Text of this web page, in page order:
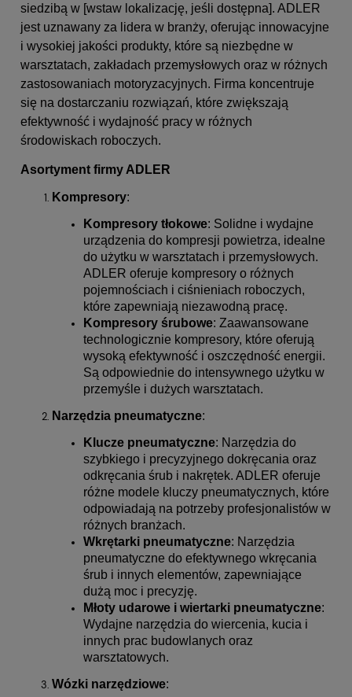
siedzibą w [wstaw lokalizację, jeśli dostępna]. ADLER
jest uznawany za lidera w branży, oferując innowacyjne
i wysokiej jakości produkty, które są niezbędne w
warsztatach, zakładach przemysłowych oraz w różnych
zastosowaniach motoryzacyjnych. Firma koncentruje
się na dostarczaniu rozwiązań, które zwiększają
efektywność i wydajność pracy w różnych
środowiskach roboczych.
Asortyment firmy ADLER
Kompresory:
Kompresory tłokowe: Solidne i wydajne
urządzenia do kompresji powietrza, idealne
do użytku w warsztatach i przemysłowych.
ADLER oferuje kompresory o różnych
pojemnościach i ciśnieniach roboczych,
które zapewniają niezawodną pracę.
Kompresory śrubowe: Zaawansowane
technologicznie kompresory, które oferują
wysoką efektywność i oszczędność energii.
Są odpowiednie do intensywnego użytku w
przemyśle i dużych warsztatach.
Narzędzia pneumatyczne:
Klucze pneumatyczne: Narzędzia do
szybkiego i precyzyjnego dokręcania oraz
odkręcania śrub i nakrętek. ADLER oferuje
różne modele kluczy pneumatycznych, które
odpowiadają na potrzeby profesjonalistów w
różnych branżach.
Wkrętarki pneumatyczne: Narzędzia
pneumatyczne do efektywnego wkręcania
śrub i innych elementów, zapewniające
dużą moc i precyzję.
Młoty udarowe i wiertarki pneumatyczne:
Wydajne narzędzia do wiercenia, kucia i
innych prac budowlanych oraz
warsztatowych.
Wózki narzędziowe: